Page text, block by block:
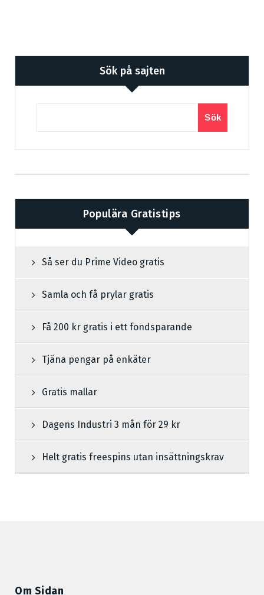
Sök på sajten
Sök
Populära Gratistips
Så ser du Prime Video gratis
Samla och få prylar gratis
Få 200 kr gratis i ett fondsparande
Tjäna pengar på enkäter
Gratis mallar
Dagens Industri 3 mån för 29 kr
Helt gratis freespins utan insättningskrav
Om Sidan